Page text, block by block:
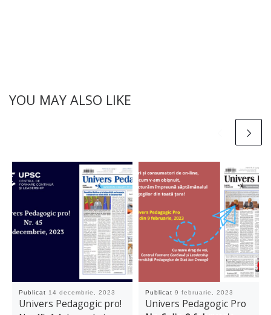
YOU MAY ALSO LIKE
Publicat 14 decembrie, 2023
Univers Pedagogic pro!
Publicat9 februarie, 2023
Univers Pedagogic Pro